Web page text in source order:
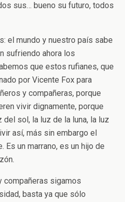
sus… bueno su futuro, todos
el mundo y nuestro país sabe
sufriendo ahora los
que estos rufianes, que
por Vicente Fox para
y compañeras, porque
vivir dignamente, porque
sol, la luz de la luna, la luz
así, más sin embargo el
Es un marrano, es un hijo de
compañeras sigamos
basta ya que sólo